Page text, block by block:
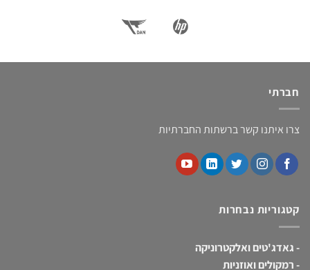
חברתי
צרו איתנו קשר ברשתות החברתיות
קטגוריות נבחרות
-גאדג'טים ואלקטרוניקה
-רמקולים ואוזניות